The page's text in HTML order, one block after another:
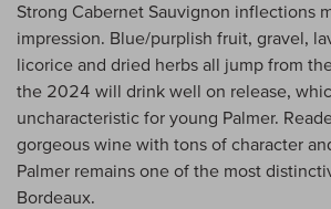
Strong Cabernet Sauvignon inflections
impression. Blue/purplish fruit, gravel,
licorice and dried herbs all jump from
the 2024 will drink well on release,
uncharacteristic for young Palmer.
gorgeous wine with tons of character
Palmer remains one of the most
Bordeaux.